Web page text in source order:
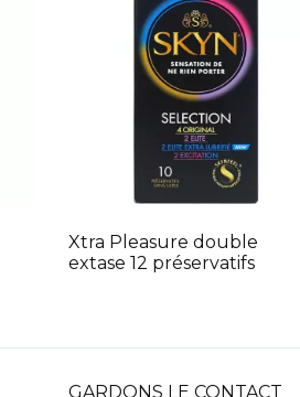
Xtra Pleasure double
extase 12 préservatifs
GARDONS LE CONTACT